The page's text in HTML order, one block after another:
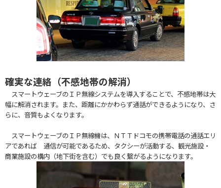
確実な連絡（不感地帯の解消）
スマートウェーブのＩＰ無線システムを導入することで、不感地帯は大
幅に解消されます。また、距離にかかわらず通話ができるようになり、さ
らに、音質もよくなります。
スマートウェーブのＩＰ無線機は、ＮＴＴドコモの携帯電話の通話エリ
アであれば 通信が可能であるため、タクシーが活動する、観光施設・
商業施設の構内（地下街を含む）でも良く繋がるようになります。